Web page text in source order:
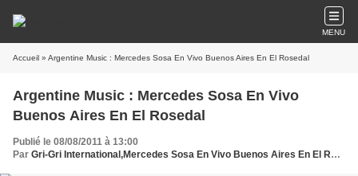
MENU
Accueil » Argentine Music : Mercedes Sosa En Vivo Buenos Aires En El Rosedal
Argentine Music : Mercedes Sosa En Vivo
Buenos Aires En El Rosedal
Publié le 08/08/2011 à 13:00
Par Gri-Gri International,Mercedes Sosa En Vivo Buenos Aires En El Rosedal, Masolange Oussou, Vénézuela,